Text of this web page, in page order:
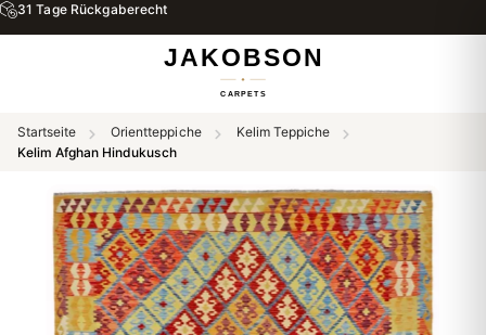
31 Tage Rückgaberecht
Startseite Orientteppiche
Kelim Teppiche
Kelim Afghan Hindukusch